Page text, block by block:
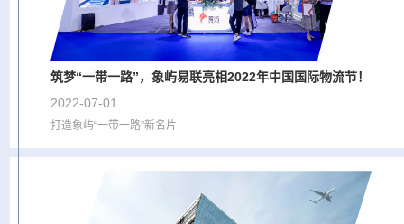
筑梦“一带一路”，象屿易联亮相2022年中国国际物流节！
2022-07-01
打造象屿“一带一路”新名片